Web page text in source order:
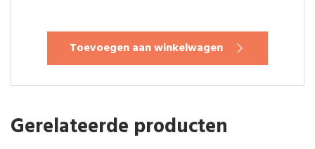
Toevoegen aan winkelwagen
Gerelateerde producten